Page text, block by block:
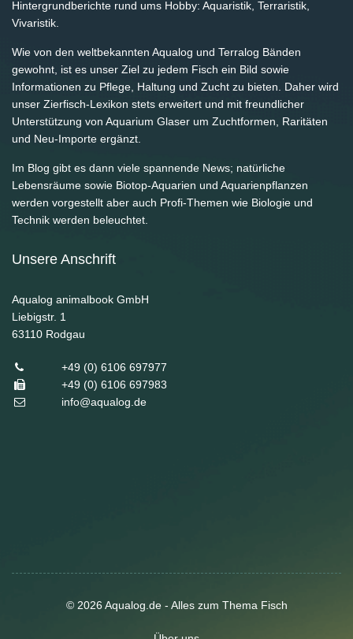
Hintergrundberichte rund ums Hobby: Aquaristik, Terraristik,
Vivaristik.
Wie von den weltbekannten Aqualog und Terralog Bänden
gewohnt, ist es unser Ziel zu jedem Fisch ein Bild sowie
Informationen zu Pflege, Haltung und Zucht zu bieten. Daher wird
unser Zierfisch-Lexikon stets erweitert und mit freundlicher
Unterstützung von Aquarium Glaser um Zuchtformen, Raritäten
und Neu-Importe ergänzt.
Im Blog gibt es dann viele spannende News; natürliche
Lebensräume sowie Biotop-Aquarien und Aquarienpflanzen
werden vorgestellt aber auch Profi-Themen wie Biologie und
Technik werden beleuchtet.
Unsere Anschrift
Aqualog animalbook GmbH
Liebigstr. 1
63110 Rodgau
+49 (0) 6106 697977
+49 (0) 6106 697983
info@aqualog.de
© 2026 Aqualog.de - Alles zum Thema Fisch